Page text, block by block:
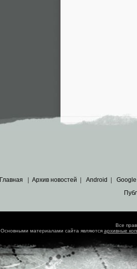
Главная Архив новостей Android Google
Все
Основными материалами сайта являются архивные